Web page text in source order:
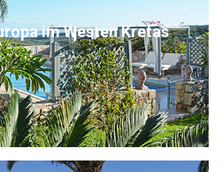
im Westen Kretas